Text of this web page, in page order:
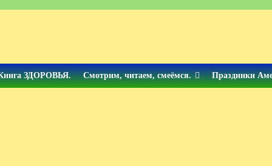
ЗДОРОВЬЯ. Смотрим, читаем, смеёмся. Праздники